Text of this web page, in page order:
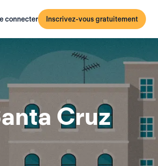
connecter Inscrivez-vous gratuitement
Cruz